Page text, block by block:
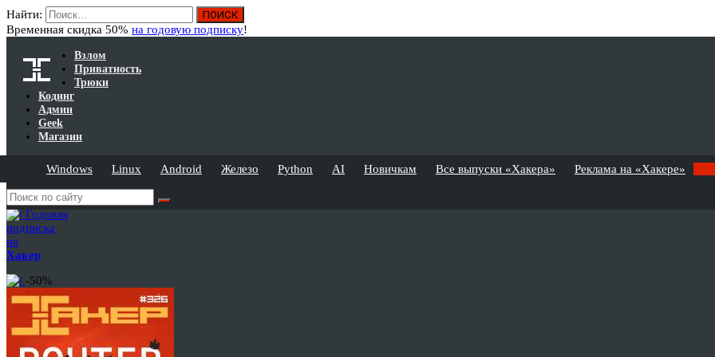
Найти:
Временная скидка 50% на годовую подписку!
Взлом
Приватность
Трюки
Кодинг
Админ
Geek
Магазин
Windows Linux Android Железо Python AI Новичкам Все выпуски «Хакера» Реклама на «Хакере»
Годовая
подписка
на
Хакер
-50%